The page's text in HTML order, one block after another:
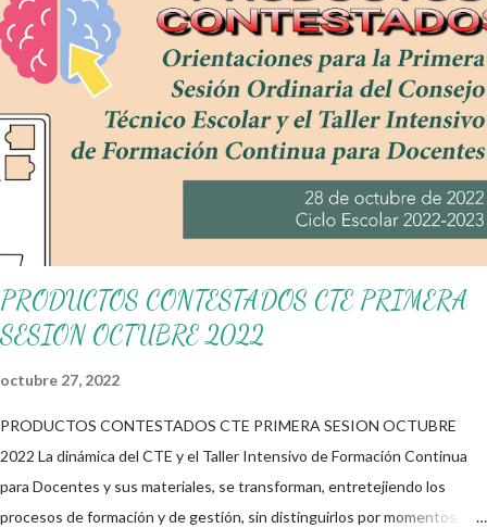
cultural significativo por relacionarse con estos dos
sentimientos. Este día es interpretado como una oportunidad
de festejar el amor y el cariño con nuestros seres queridos.
También agradecemos a los creadores de los diferentes
materiales que hacen que todo esto sea posible, recordándoles
que nosotros solo los compartimos con fines educativos,
didácticos e informativos. ☺️ Obtén material aquí 👇👇👇 Lotería
PRODUCTOS CONTESTADOS CTE PRIMERA
SESION OCTUBRE 2022
octubre 27, 2022
PRODUCTOS CONTESTADOS CTE PRIMERA SESION OCTUBRE
2022 La dinámica del CTE y el Taller Intensivo de Formación Continua
para Docentes y sus materiales, se transforman, entretejiendo los
procesos de formación y de gestión, sin distinguirlos por momentos, y